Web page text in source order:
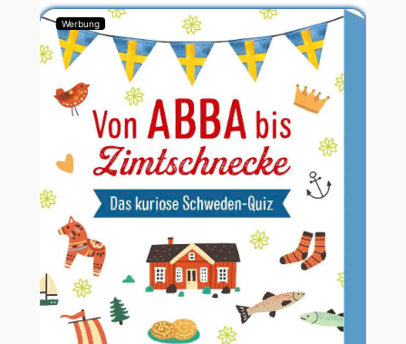
Werbung